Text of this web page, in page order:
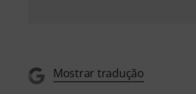
Mostrar tradução